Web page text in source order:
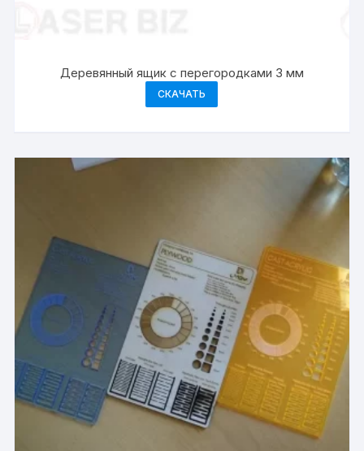
Деревянный ящик с перегородками 3 мм
СКАЧАТЬ